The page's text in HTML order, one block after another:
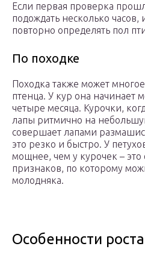
Если первая проверка
подождать несколько часов,
повторно определять пол
По походке
Походка также может многое
птенца. У кур она начинает
четыре месяца. Курочки,
лапы ритмично на
совершает лапами
это резко и быстро. У
мощнее, чем у курочек –
признаков, по которому
молодняка.
Особенности роста